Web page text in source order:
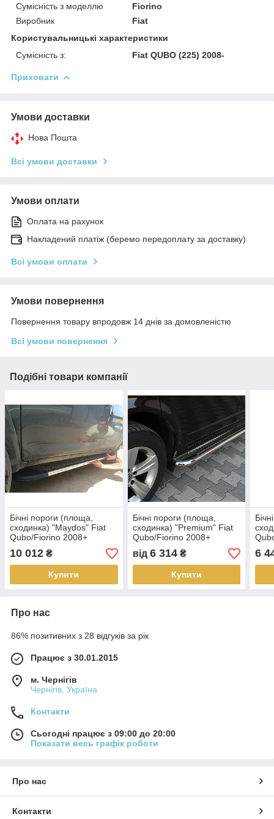
Сумісність з моделлю
Fiorino
Виробник
Fiat
Користувальницькі характеристики
Сумісність з:
Fiat QUBO (225) 2008-
Приховати
Умови доставки
Нова Пошта
Всі умови доставки
Умови оплати
Оплата на рахунок
Накладений платіж (беремо передоплату за доставку)
Всі умови оплати
Умови повернення
Повернення товару впродовж 14 днів за домовленістю
Всі умови повернення
Подібні товари компанії
Бічні пороги (площа,
сходинка) "Maydos" Fiat
Qubo/Fiorino 2008+
10 012 ₴
Купити
Бічні пороги (площа,
сходинка) "Premium" Fiat
Qubo/Fiorino 2008+
від 6 314₴
Купити
6
Про нас
86% позитивних з 28 відгуків за рік
Працює з 30.01.2015
м. Чернігів
Чернігів, Україна
Контакти
Сьогодні працює з 09:00 до 20:00
Показати весь графік роботи
Про нас
Контакти